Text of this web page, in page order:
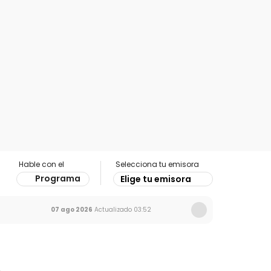
Hable con el
Programa
Selecciona tu emisora
Elige tu emisora
07 ago 2026 Actualizado 03:52